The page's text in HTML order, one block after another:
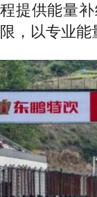
程提供能量
限，以专业能